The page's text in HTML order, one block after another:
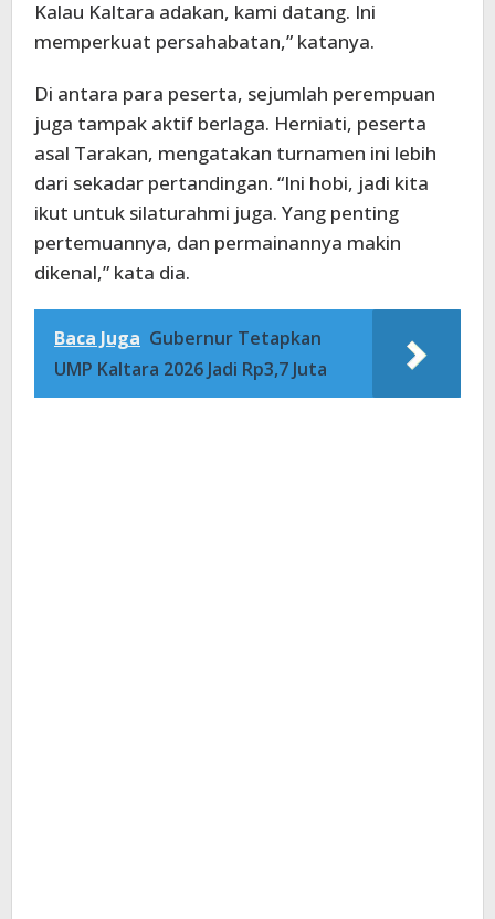
Kalau Kaltara adakan, kami datang. Ini
memperkuat persahabatan,” katanya.
Di antara para peserta, sejumlah perempuan
juga tampak aktif berlaga. Herniati, peserta
asal Tarakan, mengatakan turnamen ini lebih
dari sekadar pertandingan. “Ini hobi, jadi kita
ikut untuk silaturahmi juga. Yang penting
pertemuannya, dan permainannya makin
dikenal,” kata dia.
Baca Juga Gubernur Tetapkan
UMP Kaltara 2026 Jadi Rp3,7 Juta